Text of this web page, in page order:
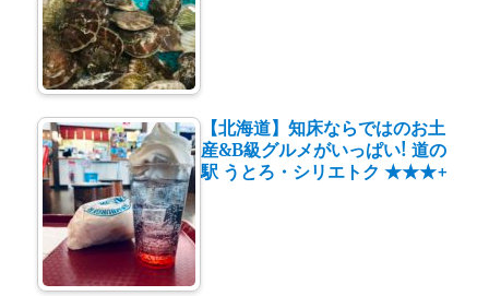
【北海道】知床ならではのお土
産&B級グルメがいっぱい! 道の
駅 うとろ・シリエトク ★★★+